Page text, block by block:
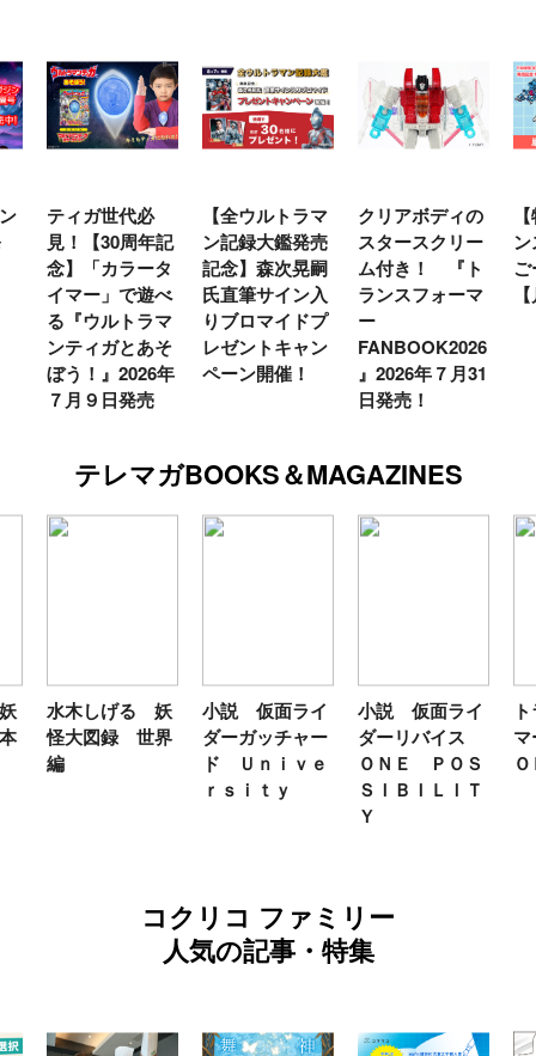
年記
ータ
年
【全ウルトラマ
ン記録大鑑発売
記念】森次晃嗣
氏直筆サイン入
りブロマイドプ
レゼントキャン
ペーン開催！
クリアボディの
スタースクリー
ム付き！ 『ト
ランスフォーマ
ー
FANBOOK2026
』2026年７月31
【特別編】トラ
ンスフォーマー
ごー！ごー！
【月イチ更新】
テレマガBOOKS＆MAGAZINES
る 妖
世界
小説 仮面ライ
ダーガッチャー
ド Ｕｎｉｖｅ
小説 仮面ライ
ダーリバイス
ＯＮＥ ＰＯＳ
ＳＩＢＩＬＩＴ
トランスフォー
マーＦＡＮＢＯ
ＯＫ２０２６
コクリコ ファミリー
人気の記事・特集